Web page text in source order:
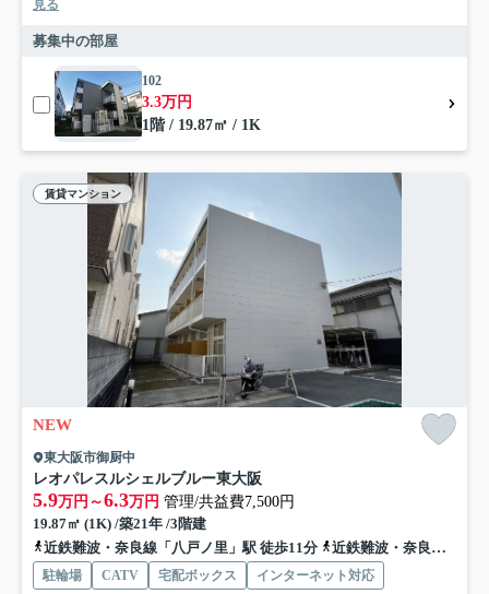
見る
募集中の部屋
102
3.3万円
1階 / 19.87㎡ / 1K
賃貸マンション
NEW
東大阪市御厨中
レオパレスルシェルブルー東大阪
5.9万円～6.3万円 管理/共益費7,500円
19.87㎡ (1K) /築21年 /3階建
近鉄難波・奈良線「八戸ノ里」駅 徒歩11分
近鉄難波・奈良線「河内小阪」駅 徒歩16分
駐輪場 CATV 宅配ボックス インターネット対応